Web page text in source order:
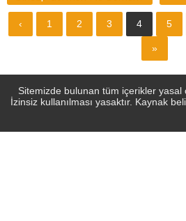
‹ 1 2 3 4 5
»
Sitemizde bulunan tüm içerikler yasal
İzinsiz kullanılması yasaktır. Kaynak